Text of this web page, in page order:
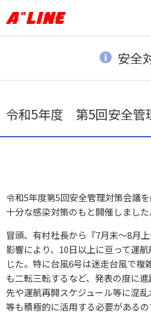
安全
令和5年度 第5回安全管
令和5年度第5回安全管理対策会議を
十分な感染対策のもと開催しました
冒頭、有村社長から『7月末～8月
影響により、10日以上に亘って運
じた。特に台風6号は迷走台風で複
も二転三転するなど、発表の度に
先や運航再開スケジュール等に混
等も積極的に活用する必要がある